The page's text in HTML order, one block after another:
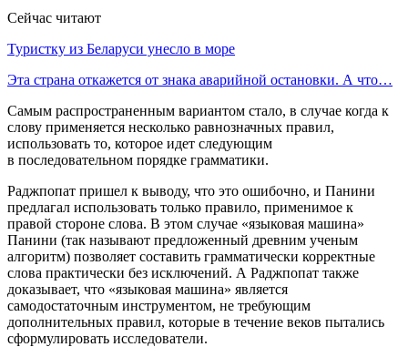
Сейчас читают
Туристку из Беларуси унесло в море
Эта страна откажется от знака аварийной остановки. А что…
Самым распространенным вариантом стало, в случае когда к
слову применяется несколько равнозначных правил,
использовать то, которое идет следующим
в последовательном порядке грамматики.
Раджпопат пришел к выводу, что это ошибочно, и Панини
предлагал использовать только правило, применимое к
правой стороне слова. В этом случае «языковая машина»
Панини (так называют предложенный древним ученым
алгоритм) позволяет составить грамматически корректные
слова практически без исключений. А Раджпопат также
доказывает, что «языковая машина» является
самодостаточным инструментом, не требующим
дополнительных правил, которые в течение веков пытались
сформулировать исследователи.